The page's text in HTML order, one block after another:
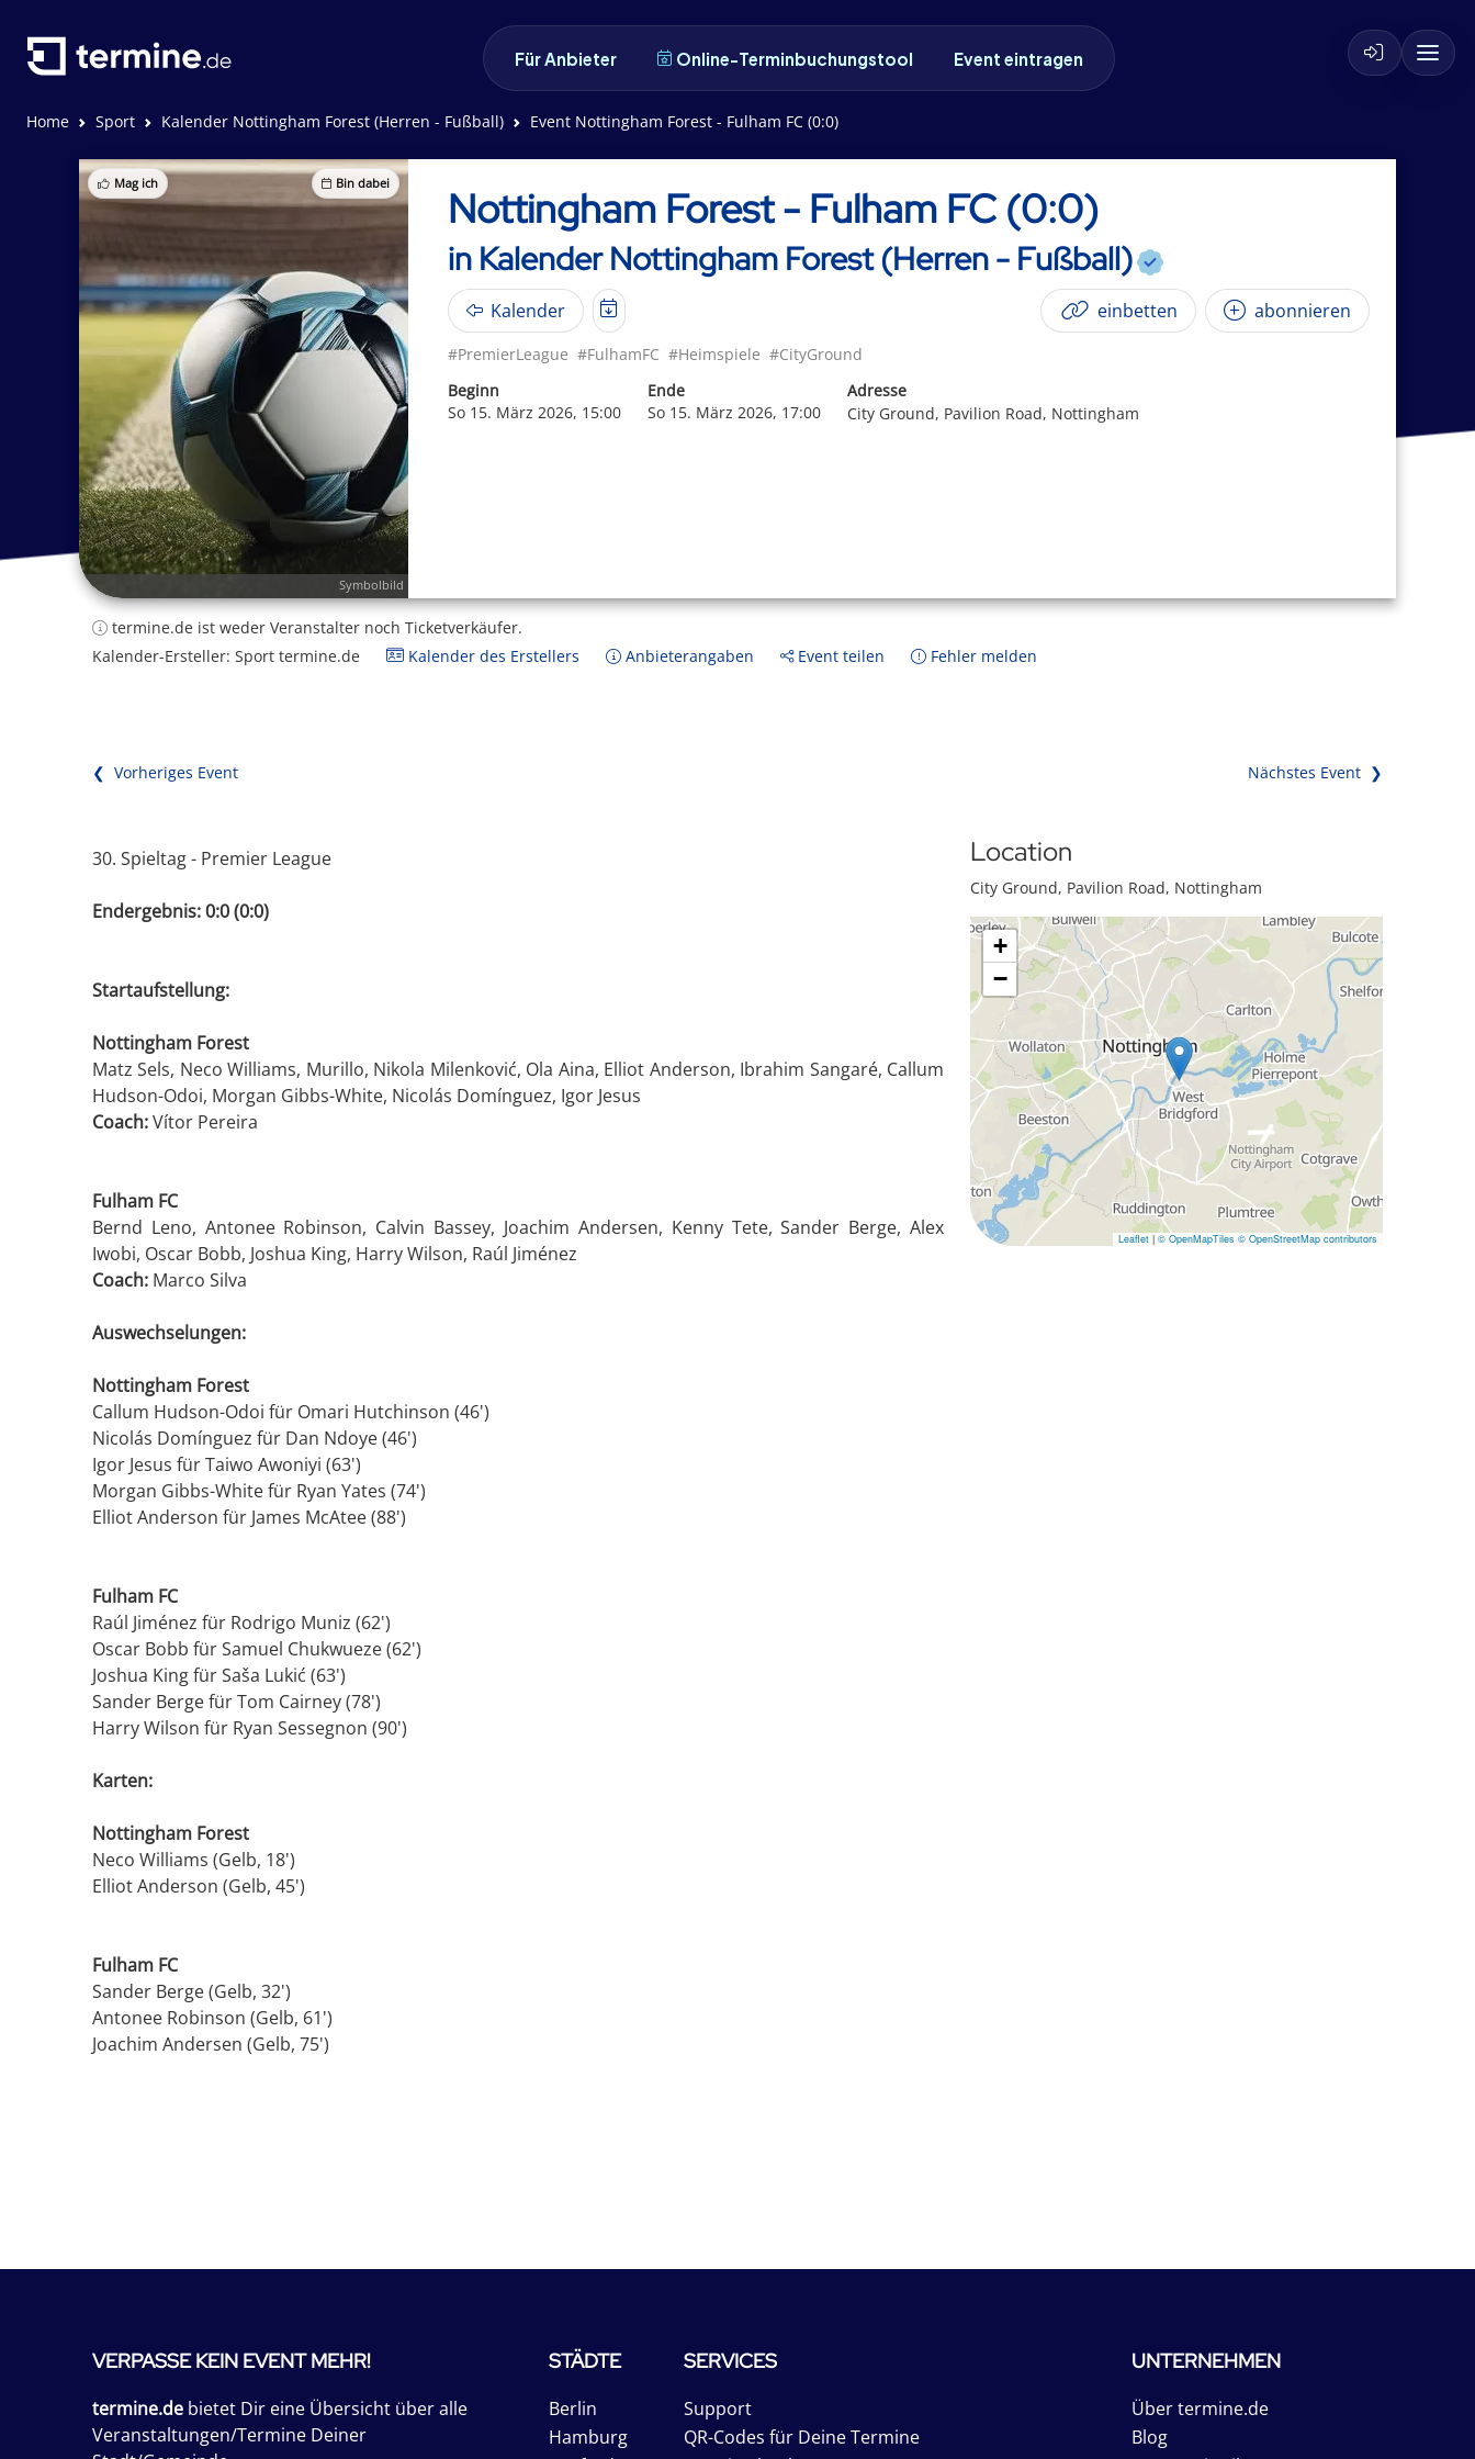
Für Anbieter Online-Terminbuchungstool Event eintragen
Home Sport Kalender Nottingham Forest (Herren - Fußball) Event Nottingham Forest - Fulham FC (0:0)
Mag ich Bin dabei
Symbolbild
Nottingham Forest - Fulham FC (0:0)
in Kalender Nottingham Forest (Herren - Fußball)
Kalender einbetten abonnieren
#PremierLeague #FulhamFC #Heimspiele #CityGround
Beginn
So 15. März 2026, 15:00
Ende
So 15. März 2026, 17:00
Adresse
City Ground, Pavilion Road, Nottingham
termine.de ist weder Veranstalter noch Ticketverkäufer.
Kalender-Ersteller: Sport termine.de
Kalender des Erstellers Anbieterangaben Event teilen Fehler melden
❮ Vorheriges Event Nächstes Event ❯
30. Spieltag - Premier League
Endergebnis: 0:0 (0:0)
Startaufstellung:
Nottingham Forest
Matz Sels, Neco Williams, Murillo, Nikola Milenković, Ola Aina, Elliot Anderson, Ibrahim Sangaré, Callum
Hudson-Odoi, Morgan Gibbs-White, Nicolás Domínguez, Igor Jesus
Coach:Vítor Pereira
Fulham FC
Bernd Leno, Antonee Robinson, Calvin Bassey, Joachim Andersen, Kenny Tete, Sander Berge, Alex
Iwobi, Oscar Bobb, Joshua King, Harry Wilson, Raúl Jiménez
Coach: Marco Silva
Auswechselungen:
Nottingham Forest
Callum Hudson-Odoi für Omari Hutchinson (46')
Nicolás Domínguez für Dan Ndoye (46')
Igor Jesus für Taiwo Awoniyi (63')
Morgan Gibbs-White für Ryan Yates (74')
Elliot Anderson für James McAtee (88')
Fulham FC
Raúl Jiménez für Rodrigo Muniz (62')
Oscar Bobb für Samuel Chukwueze (62')
Joshua King für Saša Lukić (63')
Sander Berge für Tom Cairney (78')
Harry Wilson für Ryan Sessegnon (90')
Karten:
Nottingham Forest
Neco Williams (Gelb, 18')
Elliot Anderson (Gelb, 45')
Fulham FC
Sander Berge (Gelb, 32')
Antonee Robinson (Gelb, 61')
Joachim Andersen (Gelb, 75')
Location
City Ground, Pavilion Road, Nottingham
+
−
Leaflet | © OpenMapTiles © OpenStreetMap contributors
VERPASSE KEIN EVENT MEHR!
termine.de bietet Dir eine Übersicht über alle
Veranstaltungen/Termine Deiner
STÄDTE
Berlin
Hamburg
SERVICES
Support
QR-Codes für Deine Termine
UNTERNEHMEN
Über termine.de
Blog